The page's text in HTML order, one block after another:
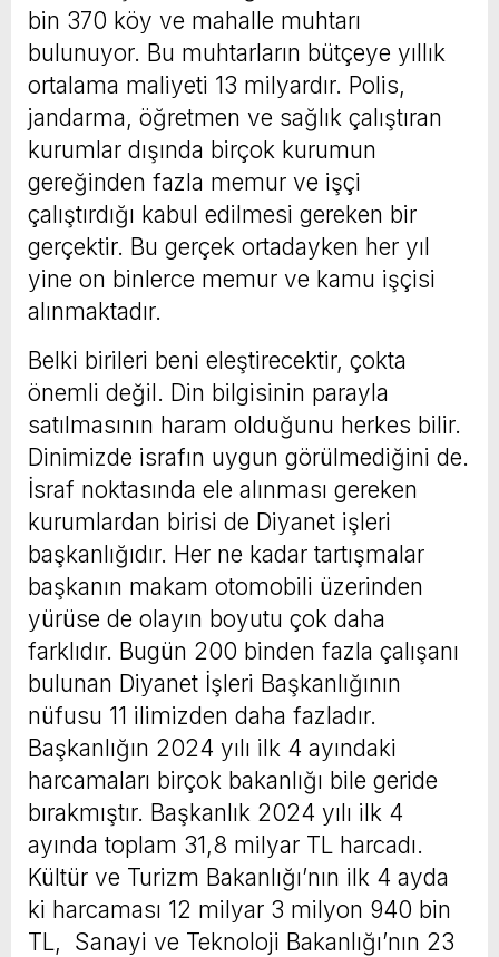
bin 370 köy ve mahalle muhtarı
bulunuyor. Bu muhtarların bütçeye yıllık
ortalama maliyeti 13 milyardır. Polis,
jandarma, öğretmen ve sağlık çalıştıran
kurumlar dışında birçok kurumun
gereğinden fazla memur ve işçi
çalıştırdığı kabul edilmesi gereken bir
gerçektir. Bu gerçek ortadayken her yıl
yine on binlerce memur ve kamu işçisi
alınmaktadır.
Belki birileri beni eleştirecektir, çokta
önemli değil. Din bilgisinin parayla
satılmasının haram olduğunu herkes bilir.
Dinimizde israfın uygun görülmediğini de.
İsraf noktasında ele alınması gereken
kurumlardan birisi de Diyanet işleri
başkanlığıdır. Her ne kadar tartışmalar
başkanın makam otomobili üzerinden
yürüse de olayın boyutu çok daha
farklıdır. Bugün 200 binden fazla çalışanı
bulunan Diyanet İşleri Başkanlığının
nüfusu 11 ilimizden daha fazladır.
Başkanlığın 2024 yılı ilk 4 ayındaki
harcamaları birçok bakanlığı bile geride
bırakmıştır. Başkanlık 2024 yılı ilk 4
ayında toplam 31,8 milyar TL harcadı.
Kültür ve Turizm Bakanlığı’nın ilk 4 ayda
ki harcaması 12 milyar 3 milyon 940 bin
TL, Sanayi ve Teknoloji Bakanlığı’nın 23